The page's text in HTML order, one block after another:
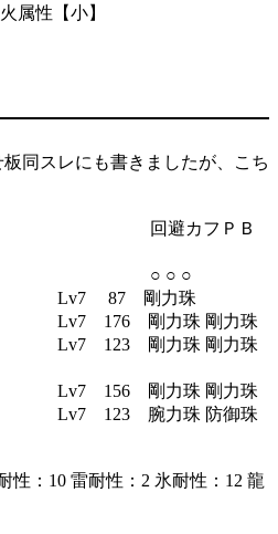
属性【小】
同スレにも書きましたが、こち
カフＰＢ
○ ○
Ｆ Lv7 87 剛力珠
Lv7 176 剛力珠 剛力珠
Lv7 123 剛力珠 剛力珠
Lv7 156 剛力珠 剛力珠
Lv7 123 腕力珠 防御珠
性：10 雷耐性：2 氷耐性：12 龍